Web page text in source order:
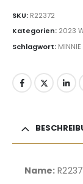
SKU: R22372
Kategorien: 2023
Schlagwort: MINNIE
Name: